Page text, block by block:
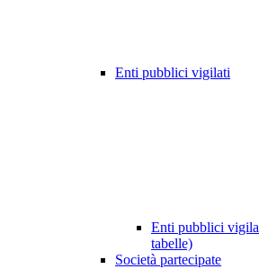
Enti pubblici vigilati
Enti pubblici
tabelle)
Società partecipate